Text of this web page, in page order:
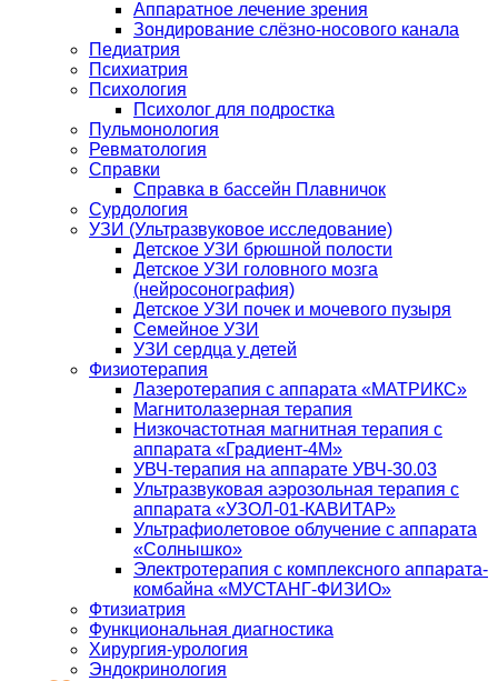
Аппаратное лечение зрения
Зондирование слёзно-носового канала
Педиатрия
Психиатрия
Психология
Психолог для подростка
Пульмонология
Ревматология
Справки
Справка в бассейн Плавничок
Сурдология
УЗИ (Ультразвуковое исследование)
Детское УЗИ брюшной полости
Детское УЗИ головного мозга
(нейросонография)
Детское УЗИ почек и мочевого пузыря
Семейное УЗИ
УЗИ сердца у детей
Физиотерапия
Лазеротерапия с аппарата «МАТРИКС»
Магнитолазерная терапия
Низкочастотная магнитная терапия с
аппарата «Градиент-4М»
УВЧ-терапия на аппарате УВЧ-30.03
Ультразвуковая аэрозольная терапия с
аппарата «УЗОЛ-01-КАВИТАР»
Ультрафиолетовое облучение с аппарата
«Солнышко»
Электротерапия с комплексного аппарата-
комбайна «МУСТАНГ-ФИЗИО»
Фтизиатрия
Функциональная диагностика
Хирургия-урология
Эндокринология